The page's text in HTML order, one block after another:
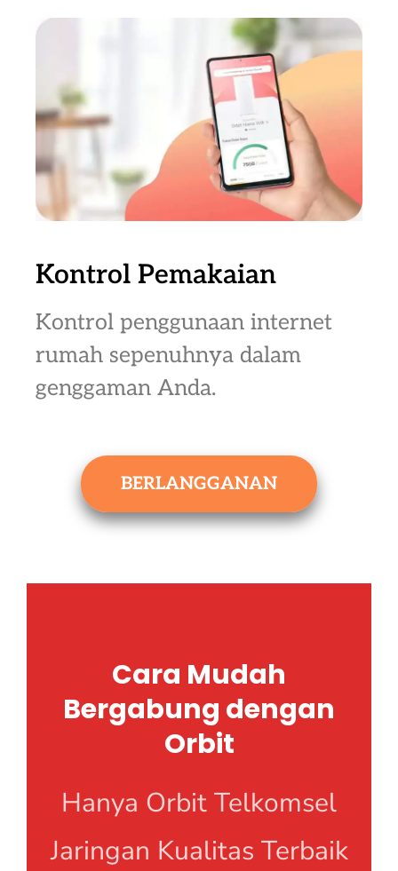
Kontrol Pemakaian
Kontrol penggunaan internet
rumah sepenuhnya dalam
genggaman Anda.
BERLANGGANAN
Cara Mudah
Bergabung dengan
Orbit
Hanya Orbit Telkomsel
Jaringan Kualitas Terbaik